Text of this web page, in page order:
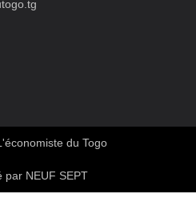
du Togo
par NEUF SEPT